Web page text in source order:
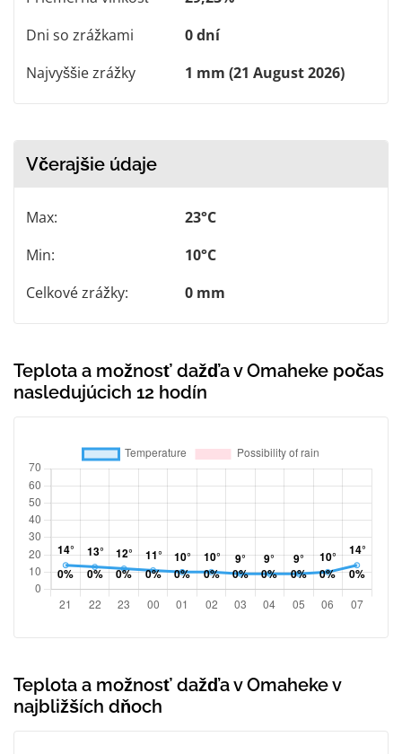
Dni so zrážkami
0 dní
Najvyššie zrážky
1 mm (21 August 2026)
Včerajšie údaje
Max:
23°C
Min:
10°C
Celkové zrážky:
0 mm
Teplota a možnosť dažďa v Omaheke počas
nasledujúcich 12 hodín
Teplota a možnosť dažďa v Omaheke v
najbližších dňoch